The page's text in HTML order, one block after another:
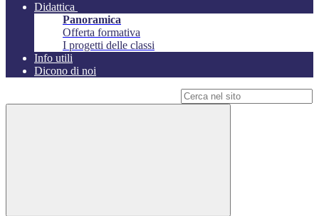
Didattica
Panoramica
Offerta formativa
I progetti delle classi
Info utili
Dicono di noi